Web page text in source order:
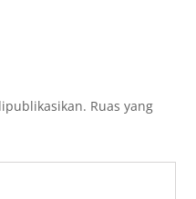
Ruas yang